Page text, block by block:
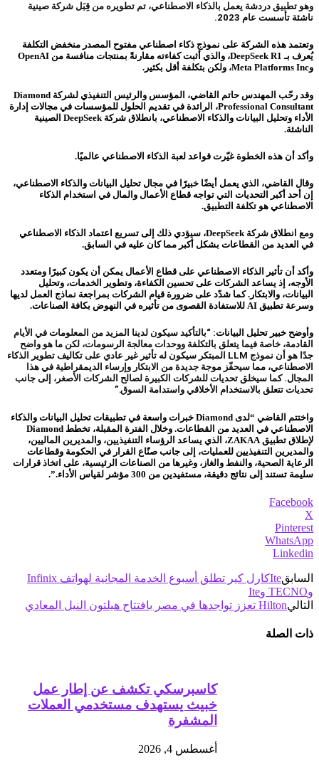
وهو تطبيق دردشة يعمل بالذكاء الاصطناعي، تم تطويره من قِبَل شركة صينية
ناشئة تأسست عام 2023.
وتعتمد هذه الشركة على نموذج ذكاء اصطناعي مفتوح المصدر منخفض التكلفة
يُعرف بـ DeepSeek R1، والذي أثبت كفاءته مقارنةً بمنتجات منافسة من OpenAI
وMeta Platforms Inc، ولكن بتكلفة أقل بكثير.
وقد رحّب المهندس حاتم القاضي، المؤسس والرئيس التنفيذي لشركة Diamond
Professional Consultant، الرائدة في تقديم الحلول للمؤسسات في مجالات إدارة
الأداء وتحليل البيانات والذكاء الاصطناعي، بانطلاق شركة DeepSeek الصينية
الناشئة.
وأكد أن هذه الخطوة غيّرت قواعد لعبة الذكاء الاصطناعي عالميًا.
وقال القاضي، الذي يعمل أيضًا خبيرًا في مجال تحليل البيانات والذكاء الاصطناعي،
إن أحد أكبر التحديات التي تواجه قطاع الأعمال والمال في استخدام الذكاء
الاصطناعي هو تكلفة التطبيق.
ومع انطلاق شركة DeepSeek، سيؤدي ذلك إلى تسريع اعتماد الذكاء الاصطناعي
في العديد من القطاعات بشكل أكبر مما كان عليه في السابق.
وأكد أن تأثير الذكاء الاصطناعي على قطاع الأعمال يمكن أن يكون كبيرًا ومتعدد
الأوجه، إذ يساعد الشركات على تحسين الكفاءة، وتطوير الخدمات، وتحليل
البيانات، والابتكار. كما شدّد على ضرورة قيام الشركات بمراجعة نماذج العمل لديها
وسرعة تطبيق AI للاستفادة القصوى من تأثيره في النهوض بكافة الصناعات.
وأوضح خبير تحليل البيانات: “بالتأكيد سيكون لدينا المزيد من المعلومات في الأيام
القادمة، خاصة فيما يتعلق بالتكلفة ووحدات معالجة الرسومات، لكن ما هو واضح
جدًا هو أن نموذج LLM المبتكر سيكون له تأثير غير عادي على تكاليف تطوير الذكاء
الاصطناعي، مما سيحفّز موجة جديدة من الابتكار وإرساء الديمقراطية في هذا
المجال. كما سيخلق تحديات للشركات الكبيرة لصالح الشركات الأصغر، إلى جانب
تحديات تتعلق بالاستخدام الأخلاقي واستدامة السوق.”
واختتم القاضي
“لدى Diamond خبرات واسعة في تطبيقات تحليل البيانات والذكاء
الاصطناعي في العديد من القطاعات. وخلال الفترة المقبلة، تخطط Diamond
لإطلاق تطبيق ZAKAA، الذي يساعد الرؤساء التنفيذيين، والمديرين الماليين،
والمديرين التنفيذيين للعمليات، إلى جانب صنّاع القرار في الحكومة وقطاعات
الرعاية الصحية، والنفط والغاز، وغيرها من الصناعات الرئيسية، على اتخاذ قرارات
سليمة تستند إلى نتائج دقيقة، مستفيدين من 300 مؤشر لقياس الأداء.”.
Facebook
X
Pinterest
WhatsApp
Linkedin
السابق
Iteكارل كير تطلق أسبوع الخدمة المجانية لهواتف Infinix
وTECNO وIte
التاليHilton تعزز تواجدها في مصر بافتتاح هيلتون النيل المعادي
ذات الصلة
كاسبرسكي تكشف عن إطار عمل
خبيث يستهدف مستخدمي العملات
المشفرة
أغسطس 4, 2026